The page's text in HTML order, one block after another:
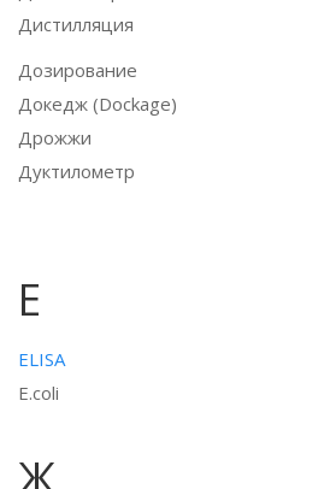
Дистилляция
Дозирование
Докедж (Dockage)
Дрожжи
Дуктилометр
Е
ELISA
E.coli
Ж